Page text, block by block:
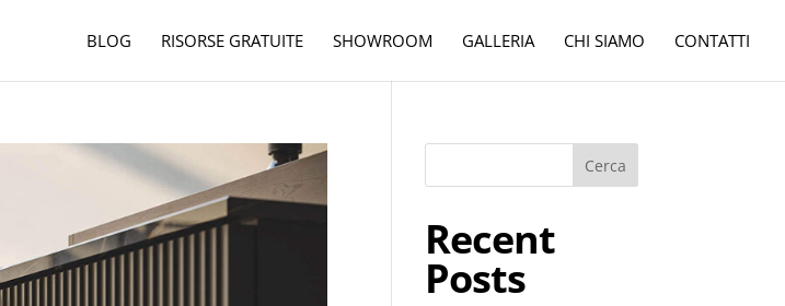
BLOG RISORSE GRATUITE SHOWROOM GALLERIA CHI SIAMO CONTATTI
Cerca
Recent
Posts